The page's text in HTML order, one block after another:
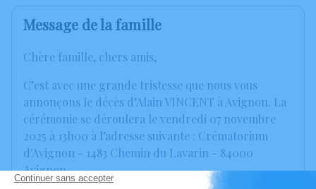
Message de la famille
Chère famille, chers amis,
C’est avec une grande tristesse que nous vous
annonçons le décès d’Alain VINCENT à Avignon. La
cérémonie se déroulera le vendredi 07 novembre
2025 à 13h00 à l’adresse suivante : Crématorium
d'Avignon - 1483 Chemin du Lavarin - 84000
Avignon.